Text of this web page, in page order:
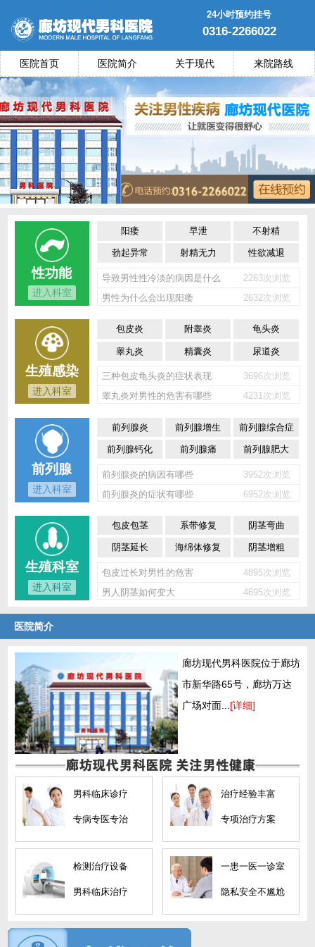
24小时预约挂号
0316-2266022
医院首页 医院简介 关于现代 来院路线
性功能
进入科室
阳痿 早泄 不射精
勃起异常 射精无力 性欲减退
导致男性性冷淡的病因是什么
2263次浏览
男性为什么会出现阳痿
2632次浏览
生殖感染
进入科室
包皮炎 附睾炎 龟头炎
睾丸炎 精囊炎 尿道炎
三种包皮龟头炎的症状表现
3696次浏览
睾丸炎对男性的危害有哪些
4231次浏览
前列腺
进入科室
前列腺炎 前列腺增生 前列腺综合症
前列腺钙化 前列腺痛 前列腺肥大
前列腺炎的病因有哪些
3952次浏览
前列腺炎的症状有哪些
6952次浏览
生殖科室
进入科室
包皮包茎 系带修复 阴茎弯曲
阴茎延长 海绵体修复 阴茎增粗
包皮过长对男性的危害
4895次浏览
男人阴茎如何变大
4695次浏览
医院简介
廊坊现代男科医院位于廊坊
市新华路65号，廊坊万达
广场对面... [详细]
男科临床诊疗
专病专医专治
治疗经验丰富
专项治疗方案
检测治疗设备
男科临床治疗
一患一医一诊室
隐私安全不尴尬